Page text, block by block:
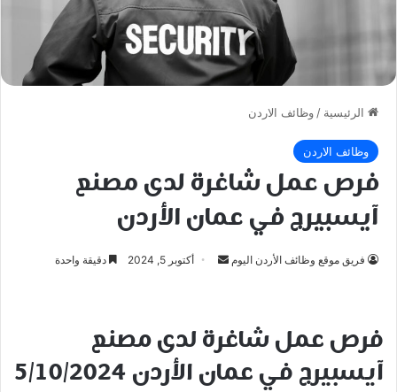
الرئيسية / وظائف الاردن
وظائف الاردن
فرص عمل شاغرة لدى مصنع
آيسبيرج في عمان الأردن
فريق موقع وظائف الأردن اليوم
أرسل أكتوبر 5, 2024 دقيقة واحدة
فرص عمل شاغرة لدى مصنع
آيسبيرج في عمان الأردن 5/10/2024